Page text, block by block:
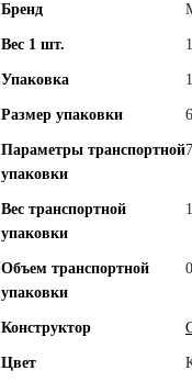
Бренд
Вес 1 шт.
Упаковка
Размер упаковки
Параметры транспортной
упаковки
Вес транспортной
упаковки
Объем транспортной
упаковки
Конструктор
Цвет